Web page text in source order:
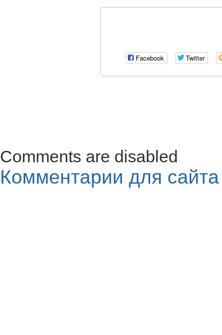
Facebook Twitter
Comments are disabled
Комментарии для